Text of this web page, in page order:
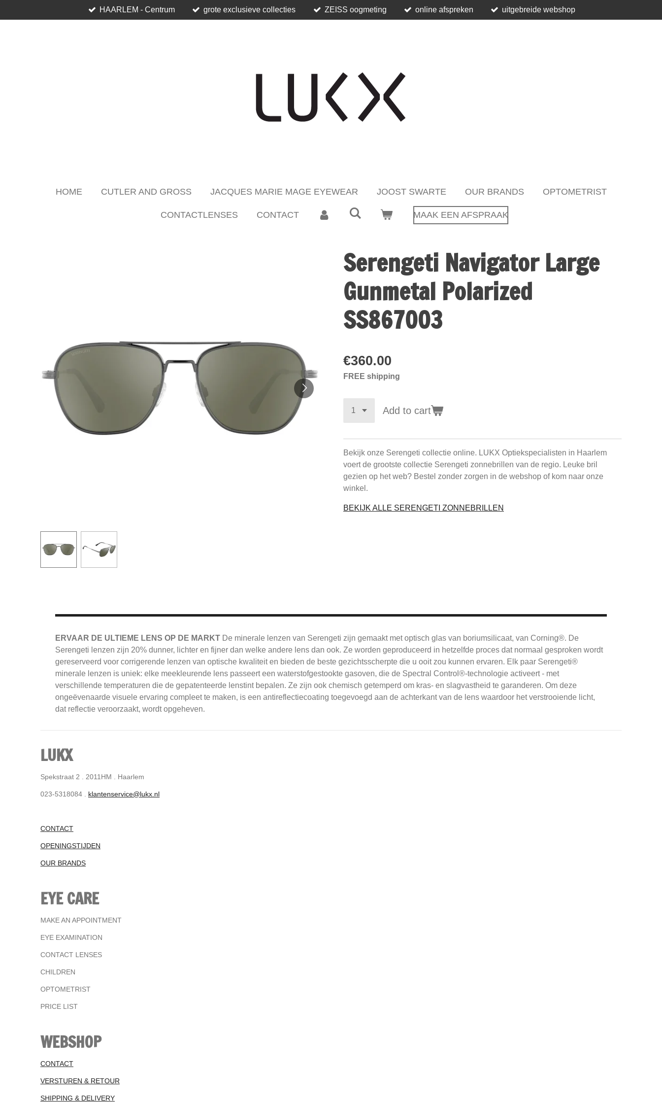
to
HAARLEM - Centrum grote exclusieve collecties ZEISS oogmeting online afspreken uitgebreide webshop
HOME CUTLER AND GROSS JACQUES MARIE MAGE EYEWEAR JOOST SWARTE OUR BRANDS OPTOMETRIST
CONTACTLENSES CONTACT MAAK EEN AFSPRAAK
Serengeti Navigator Large
Gunmetal Polarized
SS867003
€360.00
FREE shipping
Add to cart
Bekijk onze Serengeti collectie online. LUKX Optiekspecialisten in Haarlem
voert de grootste collectie Serengeti zonnebrillen van de regio. Leuke bril
gezien op het web? Bestel zonder zorgen in de webshop of kom naar onze
winkel.
BEKIJK ALLE SERENGETI ZONNEBRILLEN
ERVAAR DE ULTIEME LENS OP DE MARKT De minerale lenzen van Serengeti zijn gemaakt met optisch glas van boriumsilicaat, van Corning®. De
Serengeti lenzen zijn 20% dunner, lichter en fijner dan welke andere lens dan ook. Ze worden geproduceerd in hetzelfde proces dat normaal gesproken wordt
gereserveerd voor corrigerende lenzen van optische kwaliteit en bieden de beste gezichtsscherpte die u ooit zou kunnen ervaren. Elk paar Serengeti®
minerale lenzen is uniek: elke meekleurende lens passeert een waterstofgestookte gasoven, die de Spectral Control®-technologie activeert - met
verschillende temperaturen die de gepatenteerde lenstint bepalen. Ze zijn ook chemisch getemperd om kras- en slagvastheid te garanderen. Om deze
ongeëvenaarde visuele ervaring compleet te maken, is een antireflectiecoating toegevoegd aan de achterkant van de lens waardoor het verstrooiende licht,
dat reflectie veroorzaakt, wordt opgeheven.
LUKX
Spekstraat 2 . 2011HM . Haarlem
023-5318084 . klantenservice@lukx.nl
CONTACT
OPENINGSTIJDEN
OUR BRANDS
EYE CARE
MAKE AN APPOINTMENT
EYE EXAMINATION
CONTACT LENSES
CHILDREN
OPTOMETRIST
PRICE LIST
WEBSHOP
CONTACT
VERSTUREN & RETOUR
SHIPPING & DELIVERY